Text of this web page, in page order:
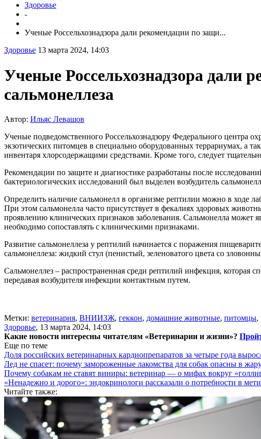
Здоровье
-
Ученые Россельхознадзора дали рекомендации по защи...
Здоровье 13 марта 2024, 14:03
Ученые Россельхознадзора дали
сальмонеллеза
Автор: Ильяс Левашов
Ученые подведомственного Россельхознадзору Федерального
экзотических питомцев в специально оборудованных террариумах, а
инвентаря хлорсодержащими средствами. Кроме того, следует
Рекомендации по защите и диагностике разработаны после
бактериологических исследований был выделен возбудитель
Определить наличие сальмонелл в организме рептилии можно в ходе
При этом сальмонелла часто присутствует в фекалиях здоровых
проявлению клинических признаков заболевания. Сальмонелла может
необходимо сопоставлять с клиническими признаками.
Развитие сальмонеллеза у рептилий начинается с поражения
сальмонеллеза: жидкий стул (пенистый, зеленоватого цвета со
Сальмонеллез – распространенная среди рептилий инфекция,
передавая возбудителя инфекции контактным путем.
Метки: ветеринария, ВНИИЗЖ, геккон, домашние животные, питомцы,
Здоровье, 13 марта 2024, 14:03
Какие новости интересны читателям «Ветеринарии и жизни»?
Еще по теме
Доля российских ветеринарных кардиопрепаратов за четыре года
Лед не спасет: почему замороженные лакомства для собак опасны в
Почему собакам не ставят виниры: ветеринар — о мифах вокруг
«Ненадежно и дорого»: эндокринологи рассказали о потребности в
Читайте также: